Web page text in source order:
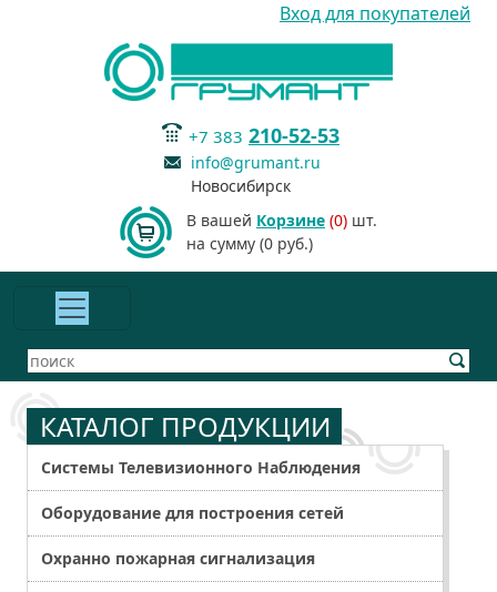
Вход для покупателей
+7 383 210-52-53
info@grumant.ru
Новосибирск
В вашей Корзине (0) шт.
на сумму (0 руб.)
КАТАЛОГ ПРОДУКЦИИ
Системы Телевизионного Наблюдения
Оборудование для построения сетей
Охранно пожарная сигнализация